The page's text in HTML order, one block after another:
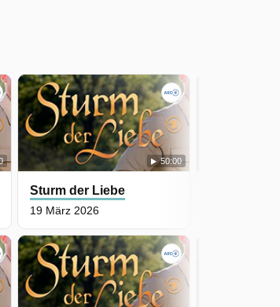
50:00
Sturm der Liebe
19 März 2026